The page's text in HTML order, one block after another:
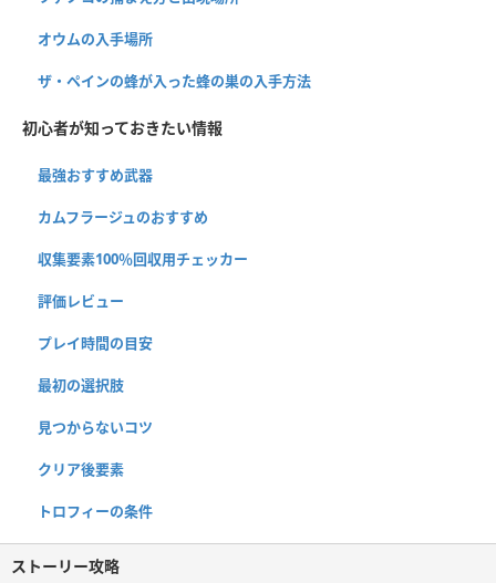
オウムの入手場所
ザ・ペインの蜂が入った蜂の巣の入手方法
初心者が知っておきたい情報
最強おすすめ武器
カムフラージュのおすすめ
収集要素100％回収用チェッカー
評価レビュー
プレイ時間の目安
最初の選択肢
見つからないコツ
クリア後要素
トロフィーの条件
ストーリー攻略